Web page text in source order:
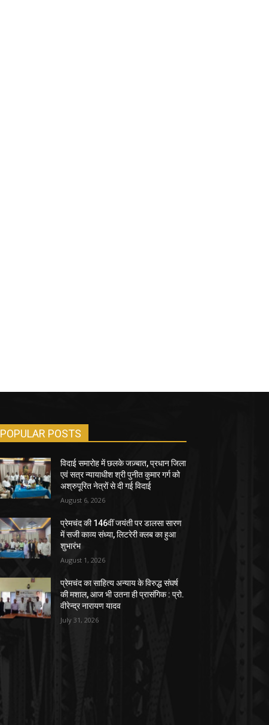
POPULAR POSTS
विदाई समारोह में छलके जज़्बात, प्रधान जिला
एवं सत्र न्यायाधीश श्री पुनीत कुमार गर्ग को
अश्रुपूरित नेत्रों से दी गई विदाई
August 6, 2026
प्रेमचंद की 146वीं जयंती पर डालसा सारण
में सजी काव्य संध्या, लिटरेरी क्लब का हुआ
शुभारंभ
August 1, 2026
प्रेमचंद का साहित्य अन्याय के विरुद्ध संघर्ष
की मशाल, आज भी उतना ही प्रासंगिक : प्रो.
वीरेन्द्र नारायण यादव
July 31, 2026